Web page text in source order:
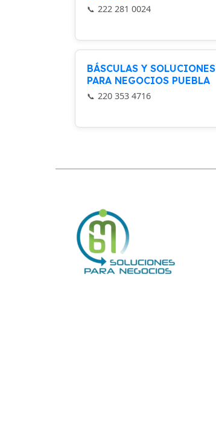
222 281 0024
BÁSCULAS Y SOLUCIONES
PARA NEGOCIOS PUEBLA
220 353 4716